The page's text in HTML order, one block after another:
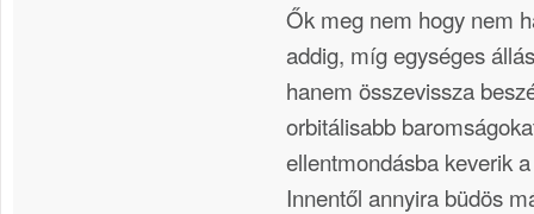
Ők meg nem hogy nem
addig, míg egységes
hanem összevissza
orbitálisabb
ellentmondásba keverik
Innentől annyira büdös